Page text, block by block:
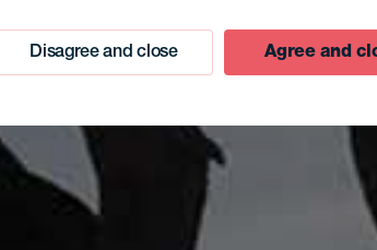
Disagree and close Agree and